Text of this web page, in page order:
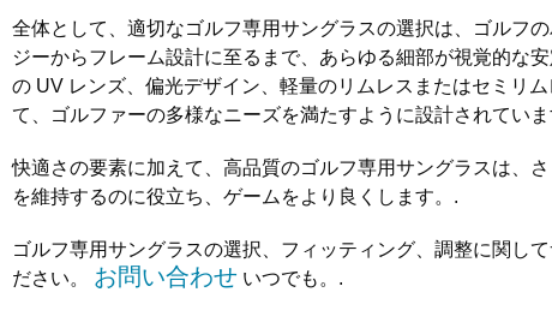
全体として、適切なゴルフ専用サングラスの選択は、ゴルフ
ジーからフレーム設計に至るまで、あらゆる細部が視覚的な
の UV レンズ、偏光デザイン、軽量のリムレスまたはセミリ
て、ゴルファーの多様なニーズを満たすように設計されていま
快適さの要素に加えて、高品質のゴルフ専用サングラスは、
を維持するのに役立ち、ゲームをより良くします。.
ゴルフ専用サングラスの選択、フィッティング、調整に関し
ださい。 お問い合わせ いつでも。.